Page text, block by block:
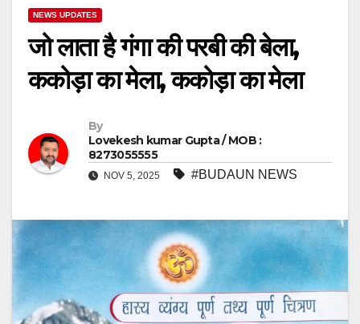
NEWS UPDATES
जो लाता है गंगा की परबी की बेला,
ककोड़ा का मेला, ककोड़ा का मेला
By
Lovekesh kumar Gupta / MOB :
8273055555
NOV 5, 2025 #BUDAUN NEWS